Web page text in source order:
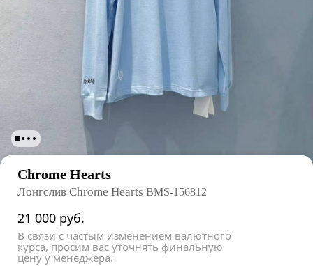
Chrome Hearts
Лонгслив Chrome Hearts BMS-156812
21 000 руб.
В связи с частым изменением валютного
курса, просим вас уточнять финальную
цену у менеджера.